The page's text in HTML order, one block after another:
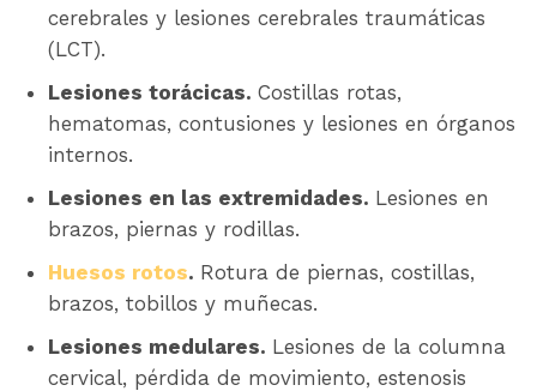
cerebrales y lesiones cerebrales traumáticas
(LCT).
Lesiones torácicas. Costillas rotas,
hematomas, contusiones y lesiones en órganos
internos.
Lesiones en las extremidades. Lesiones en
brazos, piernas y rodillas.
Huesos rotos. Rotura de piernas, costillas,
brazos, tobillos y muñecas.
Lesiones medulares. Lesiones de la columna
cervical, pérdida de movimiento, estenosis